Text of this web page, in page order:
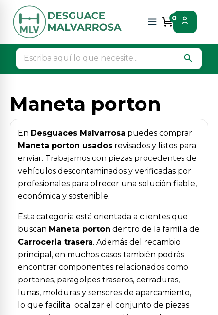
0
search
Inicio Piezas vehículos
Maneta porton
Maneta porton
En Desguaces Malvarrosa puedes comprar
Maneta porton usados revisados y listos para
enviar. Trabajamos con piezas procedentes de
vehículos descontaminados y verificadas por
profesionales para ofrecer una solución fiable,
económica y sostenible.
Esta categoría está orientada a clientes que
buscan Maneta porton dentro de la familia de
Carroceria trasera. Además del recambio
principal, en muchos casos también podrás
encontrar componentes relacionados como
portones, paragolpes traseros, cerraduras,
lunas, molduras y sensores de aparcamiento,
lo que facilita localizar el conjunto de piezas